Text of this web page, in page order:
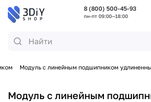
8 (800) 500-45-93
пн-пт 09:00—18:00
Модуль с линейным подшипником
Модуль с линейным